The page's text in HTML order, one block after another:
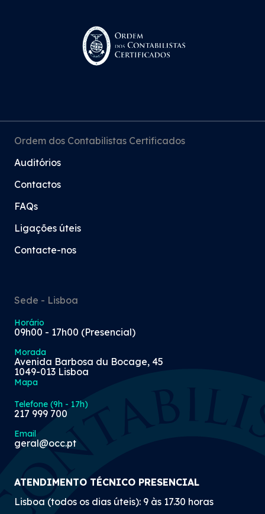
Ordem dos Contabilistas Certificados
Auditórios
Contactos
FAQs
Ligações úteis
Contacte-nos
Sede - Lisboa
Horário
09h00 - 17h00 (Presencial)
Morada
Avenida Barbosa du Bocage, 45
1049-013 Lisboa
Mapa
Telefone (9h - 17h)
217 999 700
Email
geral@occ.pt
ATENDIMENTO TÉCNICO PRESENCIAL
Lisboa (todos os dias úteis): 9 às 17.30 horas